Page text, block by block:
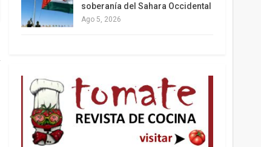
soberanía del Sahara Occidental
Ago 5, 2026